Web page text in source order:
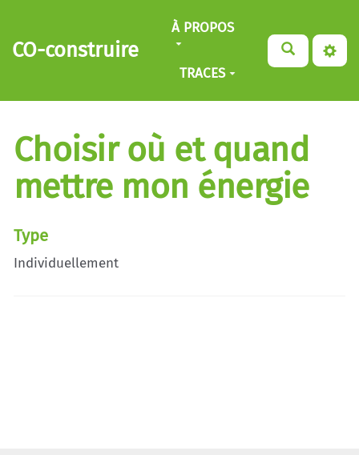
Aller au contenu principal
CO-construire
À PROPOS
TRACES
Choisir où et quand
mettre mon énergie
Type
Individuellement